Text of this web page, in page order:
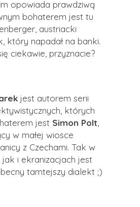
opowiada prawdziwą
bohaterem jest tu
, austriacki
który napadał na banki.
ciekawie, przyznacie?
jest autorem serii
których
jest Simon Polt,
w małej wiosce
z Czechami. Tak w
jak i ekranizacjach jest
tamtejszy dialekt ;)